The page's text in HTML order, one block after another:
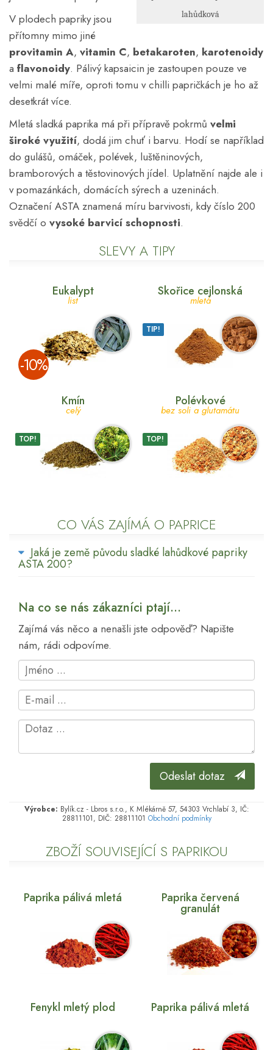
lahůdková
V plodech papriky jsou
přítomny mimo jiné
provitamin A, vitamin C, betakaroten, karotenoidy
a flavonoidy. Pálivý kapsaicin je zastoupen pouze ve
velmi malé míře, oproti tomu v chilli papričkách je ho až
desetkrát více.
Mletá sladká paprika má při přípravě pokrmů velmi
široké využití, dodá jim chuť i barvu. Hodí se například
do gulášů, omáček, polévek, luštěninových,
bramborových a těstovinových jídel. Uplatnění najde ale i
v pomazánkách, domácích sýrech a uzeninách.
Označení ASTA znamená míru barvivosti, kdy číslo 200
svědčí o vysoké barvicí schopnosti.
SLEVY A TIPY
Eukalypt
list
­-10%
Skořice cejlonská
mletá
TIP!
Kmín
celý
TOP!
Polévkové
bez soli a glutamátu
TOP!
CO VÁS ZAJÍMÁ O PAPRICE
Jaká je země původu sladké lahůdkové papriky
ASTA 200?
Na co se nás zákazníci ptají...
Zajímá vás něco a nenašli jste odpověď? Napište
nám, rádi odpovíme.
Odeslat dotaz
Výrobce: Bylík.cz - Lbros s.r.o., K Mlékárně 57, 54303 Vrchlabí 3, IČ:
28811101, DIČ: 28811101 Obchodní podmínky
ZBOŽÍ SOUVISEJÍCÍ S PAPRIKOU
Paprika pálivá mletá Paprika červená
granulát
Fenykl mletý plod Paprika pálivá mletá